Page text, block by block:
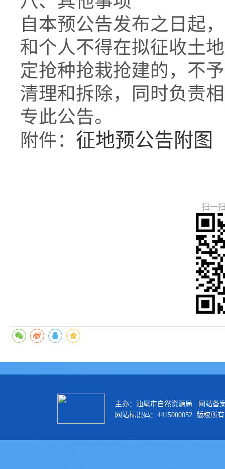
自本预公告发布之日起
和个人不得在拟征收土
定抢种抢栽抢建的，不
清理和拆除，同时负责
专此公告。
附件： 征地预公告附图
扫一
主办：汕尾市自然资源局 网站备
网站标识码：4415000052 版权所